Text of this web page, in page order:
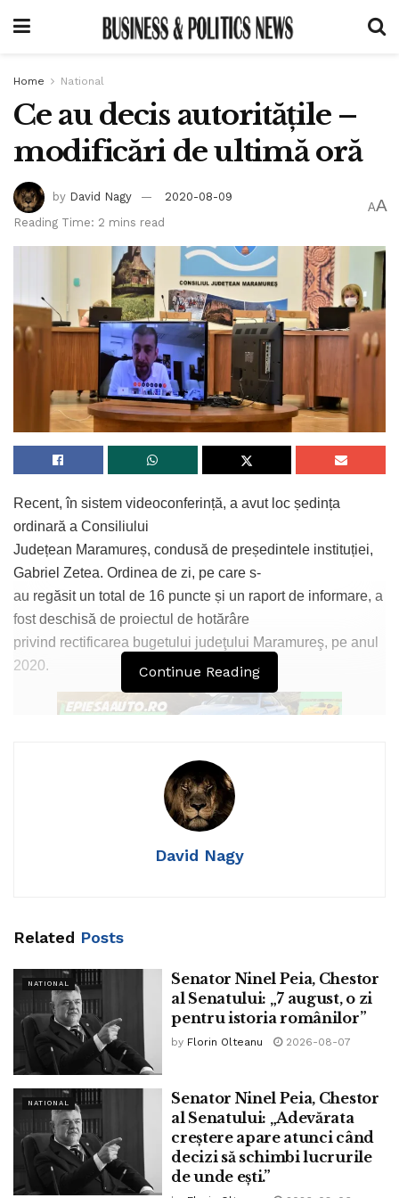
Home National
Ce au decis autoritățile –
modificări de ultimă oră
by David Nagy
2020-08-09
Reading Time: 2 mins read
AA
Recent, în sistem videoconferință, a avut loc ședința
ordinară a Consiliului
Județean Maramureș, condusă de președintele instituției,
Gabriel Zetea. Ordinea de zi, pe care s-
au regăsit un total de 16 puncte și un raport de informare, a
fost deschisă de proiectul de hotărâre
privind rectificarea bugetului judeţului Maramureş, pe anul
2020.
De asemenea, a fost aprobată participarea judeţului
Maramureş la realizarea a trei
proiecte și a unui eveniment, precum și susținerea
financiară a acestora din rezerva bugetară a
Consiliului Județean Maramureș. Astfel, s-a decis
educativ judeţean „Din istoria
Maramureşului”. Județul Maramureș va mai realiza, în
parteneriat cu Asociaţia de Turism,
Consultanţă şi Implementarea Proiectelor Europene
proiectul cultural „Centenarul Recunoaşterii
Internaţionale a Marii Uniri”. Nu în ultimul rând, județul
Maramureș va participa la realizarea
evenimentului cultural „Întoarcerea cărţilor în satul
Românesc”, în parteneriat cu comuna
Rozavlea.
Continue Reading
David Nagy
Related Posts
NATIONAL
Senator Ninel Peia, Chestor
al Senatului: „7 august, o zi
pentru istoria românilor”
by Florin Olteanu 2026-08-07
NATIONAL
Senator Ninel Peia, Chestor
al Senatului: „Adevărata
creștere apare atunci când
decizi să schimbi lucrurile
de unde ești.”